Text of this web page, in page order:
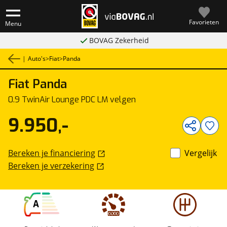
Menu Favorieten
BOVAG Zekerheid
| Auto's>Fiat>Panda
Fiat Panda
0.9 TwinAir Lounge PDC LM velgen
A
9.950,-
Bereken je financiering
Bereken je verzekering
Vergelijk